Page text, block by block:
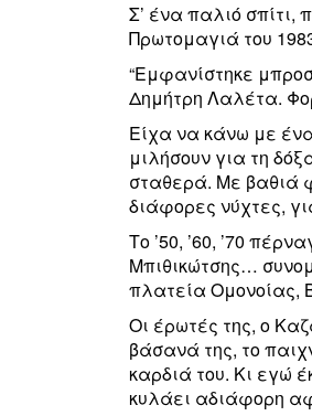
Σ’ ένα παλιό σπίτι,
Πρωτομαγιά του
“Εμφανίστηκε
Δημήτρη Λαλέτα.
Είχα να κάνω με
μιλήσουν για τη
σταθερά. Με βαθιά
διάφορες νύχτες,
Το ’50, ’60, ’70
Μπιθικώτσης…
πλατεία Ομονοίας,
Οι έρωτές της, ο
βάσανά της, το
καρδιά του. Κι εγώ
κυλάει αδιάφορη